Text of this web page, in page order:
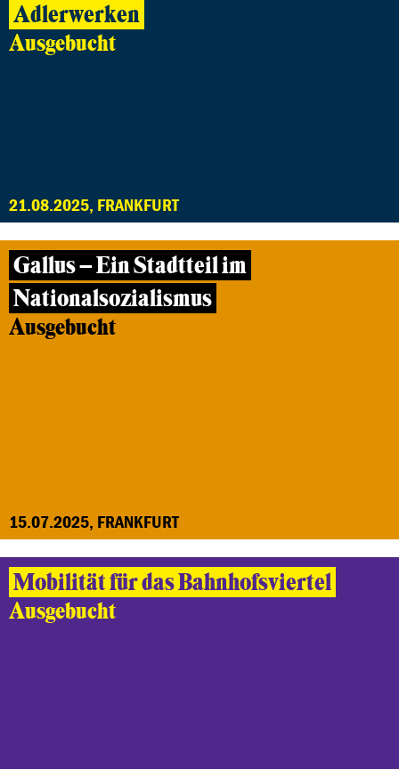
Adlerwerken
Ausgebucht
21.08.2025, FRANKFURT
Gallus – Ein Stadtteil im
Nationalsozialismus
Ausgebucht
15.07.2025, FRANKFURT
Mobilität für das Bahnhofsviertel
Ausgebucht